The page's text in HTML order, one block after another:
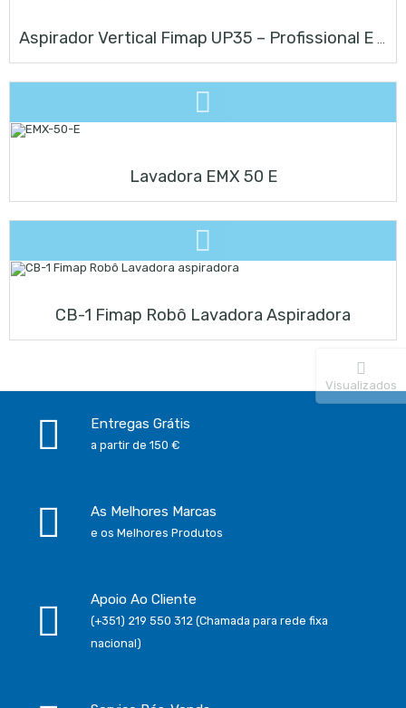
Aspirador Vertical Fimap UP35 – Profissional E Potente
Lavadora EMX 50 E
CB-1 Fimap Robô Lavadora Aspiradora
Entregas Grátis
a partir de 150 €
As Melhores Marcas
e os Melhores Produtos
Apoio Ao Cliente
(+351) 219 550 312 (Chamada para rede fixa
nacional)
Visualizados